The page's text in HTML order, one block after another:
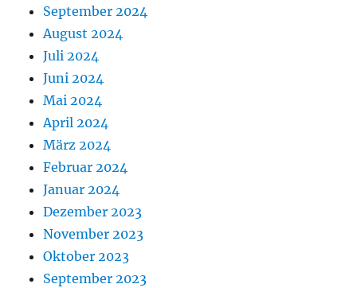
September 2024
August 2024
Juli 2024
Juni 2024
Mai 2024
April 2024
März 2024
Februar 2024
Januar 2024
Dezember 2023
November 2023
Oktober 2023
September 2023